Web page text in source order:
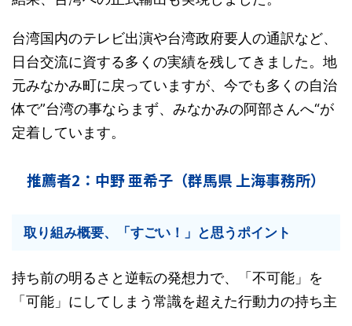
台湾国内のテレビ出演や台湾政府要人の通訳など、
日台交流に資する多くの実績を残してきました。地
元みなかみ町に戻っていますが、今でも多くの自治
体で”台湾の事ならまず、みなかみの阿部さんへ“が
定着しています。
推薦者2：中野 亜希子（群馬県 上海事務所）
取り組み概要、「すごい！」と思うポイント
持ち前の明るさと逆転の発想力で、「不可能」を
「可能」にしてしまう常識を超えた行動力の持ち主